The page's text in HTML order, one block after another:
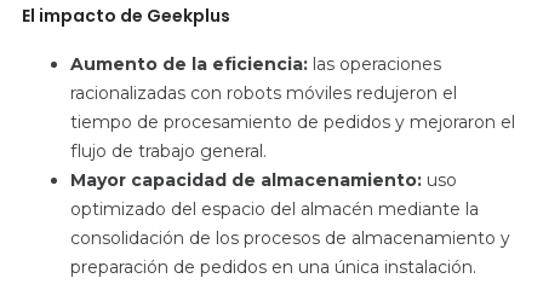
El impacto de Geekplus
Aumento de la eficiencia: las operaciones
racionalizadas con robots móviles redujeron el
tiempo de procesamiento de pedidos y mejoraron el
flujo de trabajo general.
Mayor capacidad de almacenamiento: uso
optimizado del espacio del almacén mediante la
consolidación de los procesos de almacenamiento y
preparación de pedidos en una única instalación.